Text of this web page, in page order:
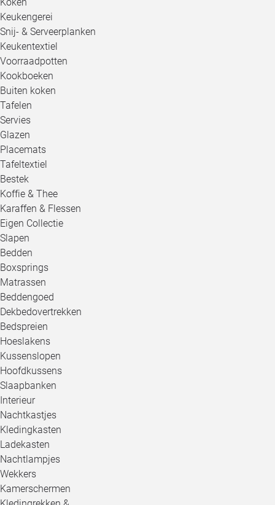
Keukengerei
Snij- & Serveerplanken
Keukentextiel
Voorraadpotten
Kookboeken
Buiten koken
Tafelen
Servies
Glazen
Placemats
Tafeltextiel
Bestek
Koffie & Thee
Karaffen & Flessen
Eigen Collectie
Slapen
Bedden
Boxsprings
Matrassen
Beddengoed
Dekbedovertrekken
Bedspreien
Hoeslakens
Kussenslopen
Hoofdkussens
Slaapbanken
Interieur
Nachtkastjes
Kledingkasten
Ladekasten
Nachtlampjes
Wekkers
Kamerschermen